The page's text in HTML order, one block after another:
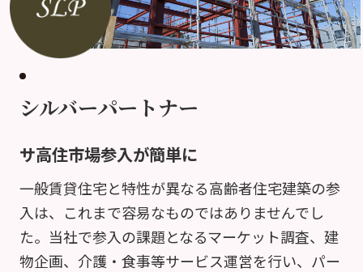
シルバーパートナー
サ高住市場参入が簡単に
一般賃貸住宅と特性が異なる高齢者住宅建築の参
入は、これまで容易なものではありませんでし
た。当社で参入の課題となるマーケット調査、建
物企画、介護・食事等サービス運営を行い、パー